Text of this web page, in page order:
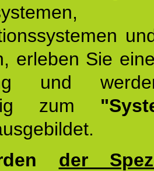
erleben Sie
und
zum
der